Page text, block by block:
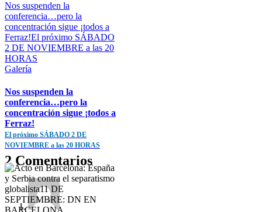
Nos suspenden la
conferencia…pero la
concentración sigue ¡todos a
Ferraz!El próximo SÁBADO
2 DE NOVIEMBRE a las 20
HORAS
Galería
Nos suspenden la
conferencia…pero la
concentración sigue ¡todos a
Ferraz!
El próximo SÁBADO 2 DE
NOVIEMBRE a las 20 HORAS
2 Comentarios